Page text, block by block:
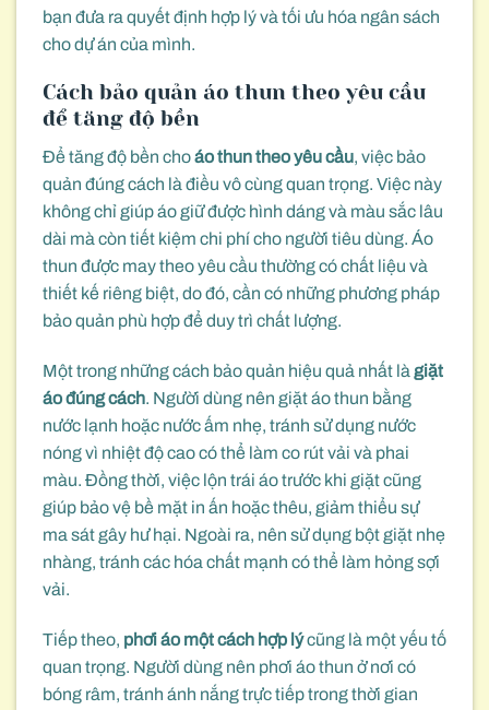
bạn đưa ra quyết định hợp lý và tối ưu hóa ngân sách
cho dự án của mình.
Cách bảo quản áo thun theo yêu cầu
để tăng độ bền
Để tăng độ bền choáo thun theo yêu cầu, việc bảo
quản đúng cách là điều vô cùng quan trọng. Việc này
không chỉ giúp áo giữ được hình dáng và màu sắc lâu
dài mà còn tiết kiệm chi phí cho người tiêu dùng. Áo
thun được may theo yêu cầu thường có chất liệu và
thiết kế riêng biệt, do đó, cần có những phương pháp
bảo quản phù hợp để duy trì chất lượng.
Một trong những cách bảo quản hiệu quả nhất là giặt
áo đúng cách. Người dùng nên giặt áo thun bằng
nước lạnh hoặc nước ấm nhẹ, tránh sử dụng nước
nóng vì nhiệt độ cao có thể làm co rút vải và phai
màu. Đồng thời, việc lộn trái áo trước khi giặt cũng
giúp bảo vệ bề mặt in ấn hoặc thêu, giảm thiểu sự
ma sát gây hư hại. Ngoài ra, nên sử dụng bột giặt nhẹ
nhàng, tránh các hóa chất mạnh có thể làm hỏng sợi
vải.
Tiếp theo, phơi áo một cách hợp lýcũng là một yếu tố
quan trọng. Người dùng nên phơi áo thun ở nơi có
bóng râm, tránh ánh nắng trực tiếp trong thời gian